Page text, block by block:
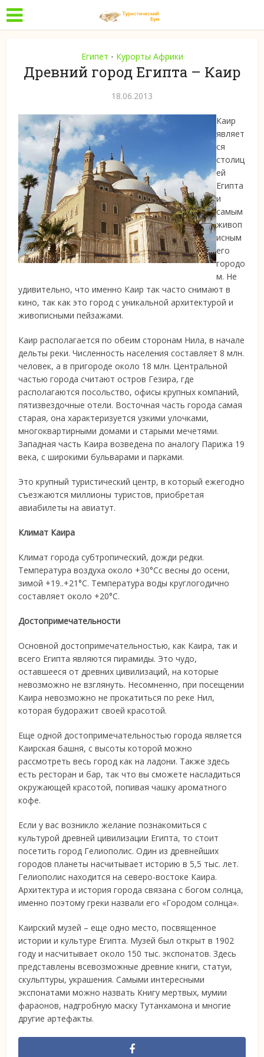
Египет • Курорты Африки
Древний город Египта – Каир
18.06.2013
Каир
являет
ся
столиц
ей
Египта
и
самым
живоп
исным
его
городо
м. Не
удивительно, что именно Каир так часто снимают в
кино, так как это город суникальной архитектурой и
живописными пейзажами.
Каир располагается по обеим сторонам Нила, в начале
дельты реки. Численность населения составляет 8 млн.
человек, а в пригороде около 18 млн. Центральной
частью города считают остров Гезира, где
располагаются посольство, офисы крупных компаний,
пятизвездочные отели. Восточная часть города самая
старая, она характеризуется узкими улочками,
многоквартирными домами и старыми мечетями.
Западная часть Каира возведена по аналогу Парижа 19
века, с широкими бульварами и парками.
Это крупный туристический центр, в который ежегодно
съезжаются миллионы туристов, приобретая
авиабилеты на авиатут.
Климат Каира
Климат города субтропический, дожди редки.
Температура воздуха около +30°Cс весны до осени,
зимой +19..+21°C. Температура воды круглогодично
составляет около +20°C.
Достопримечательности
Основной достопримечательностью, как Каира, так и
всего Египта являются пирамиды. Это чудо,
оставшееся от древних цивилизаций, на которые
невозможно не взглянуть. Несомненно, при посещении
Каира невозможно не прокатиться по реке Нил,
которая будоражит своей красотой.
Еще одной достопримечательностью города является
Каирская башня, с высоты которой можно
рассмотреть весь город как на ладони. Также здесь
есть ресторан и бар, так что вы сможете насладиться
окружающей красотой, попивая чашку ароматного
кофе.
Если у вас возникло желание познакомиться с
культурой древней цивилизации Египта, то стоит
посетить город Гелиополис. Один из древнейших
городов планеты насчитывает историю в 5,5 тыс. лет.
Гелиополис находится на северо-востоке Каира.
Архитектура и история города связана с богом солнца,
именно поэтому греки назвали его «Городом солнца».
Каирский музей – еще одно место, посвященное
истории и культуре Египта. Музей был открыт в 1902
году и насчитывает около 150 тыс. экспонатов. Здесь
представлены всевозможные древние книги, статуи,
скульптуры, украшения. Самыми интересными
экспонатами можно назвать Книгу мертвых, мумии
фараонов, надгробную маску Тутанхамона и многие
другие артефакты.